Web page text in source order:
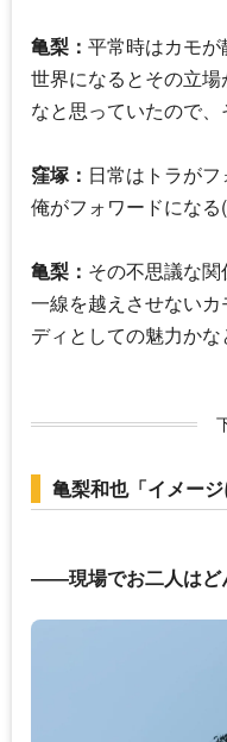
亀梨： 平常時はカモ
世界になるとその立
なと思っていたので、
窪塚： 日常はトラが
俺がフォワードになる(
亀梨： その不思議な
一線を越えさせない
ディとしての魅力かな
亀梨和也「イメー
――現場でお二人はど